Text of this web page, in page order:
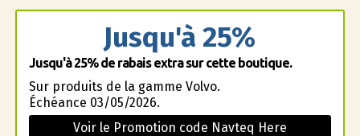
Jusqu'à 25%
Jusqu'à 25% de rabais extra sur cette boutique.
Sur produits de la gamme Volvo.
Échéance 03/05/2026.
Voir le Promotion code Navteq Here